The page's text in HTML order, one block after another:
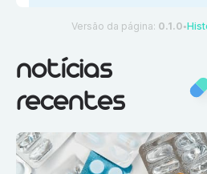
Versão da página: 0.1.0 ●
notícias
recentes